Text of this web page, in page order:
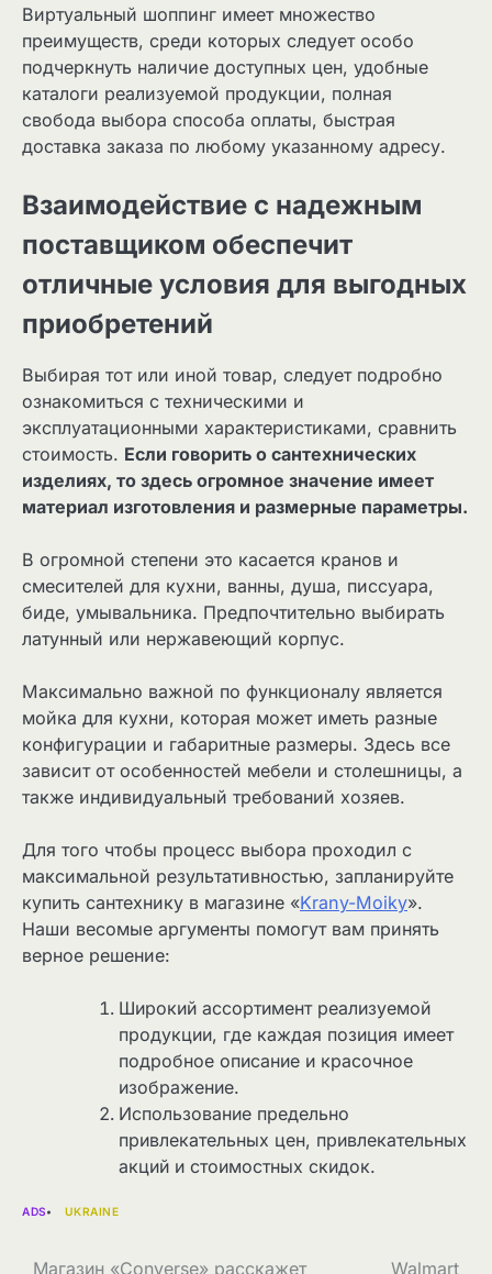
Виртуальный шоппинг имеет множество
преимуществ, среди которых следует особо
подчеркнуть наличие доступных цен, удобные
каталоги реализуемой продукции, полная
свобода выбора способа оплаты, быстрая
доставка заказа по любому указанному адресу.
Взаимодействие с надежным
поставщиком обеспечит
отличные условия для выгодных
приобретений
Выбирая тот или иной товар, следует подробно
ознакомиться с техническими и
эксплуатационными характеристиками, сравнить
стоимость. Если говорить о сантехнических
изделиях, то здесь огромное значение имеет
материал изготовления и размерные параметры.
В огромной степени это касается кранов и
смесителей для кухни, ванны, душа, писсуара,
биде, умывальника. Предпочтительно выбирать
латунный или нержавеющий корпус.
Максимально важной по функционалу является
мойка для кухни, которая может иметь разные
конфигурации и габаритные размеры. Здесь все
зависит от особенностей мебели и столешницы, а
также индивидуальный требований хозяев.
Для того чтобы процесс выбора проходил с
максимальной результативностью, запланируйте
купить сантехнику в магазине «Krany-Moiky».
Наши весомые аргументы помогут вам принять
верное решение:
Широкий ассортимент реализуемой
продукции, где каждая позиция имеет
подробное описание и красочное
изображение.
Использование предельно
привлекательных цен, привлекательных
акций и стоимостных скидок.
ADS UKRAINE
Магазин «Converse» расскажет Walmart